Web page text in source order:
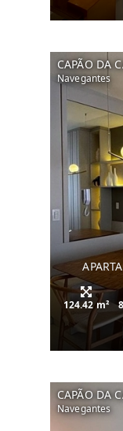
CAPÃO DA
Navegantes
124.42 m²
CAPÃO DA
Navegantes